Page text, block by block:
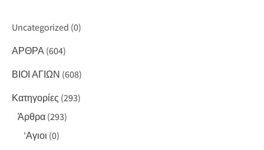
Uncategorized (0)
ΑΡΘΡΑ(604)
ΒΙΟΙ ΑΓΙΩΝ (608)
Κατηγορίες (293)
Άρθρα(293)
'Αγιοι (0)